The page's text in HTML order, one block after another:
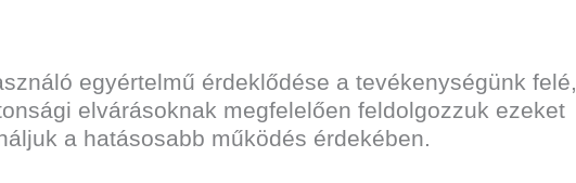
egyértelmű érdeklődése a tevékenységünk felé,
elvárásoknak megfelelően feldolgozzuk ezeket
a hatásosabb működés érdekében.